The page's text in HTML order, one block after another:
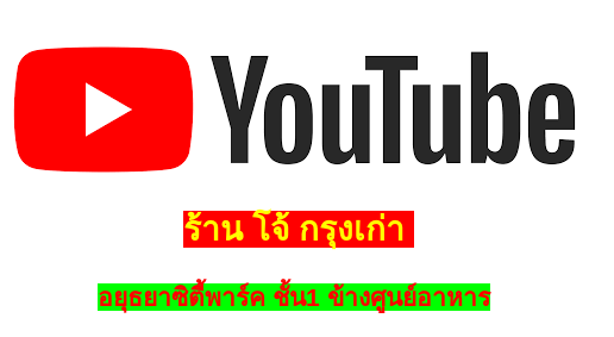
ร้าน โจ้ กรุงเก่า
อยุธยาซิตี้พาร์ค ชั้น1 ข้างศูนย์อาหาร